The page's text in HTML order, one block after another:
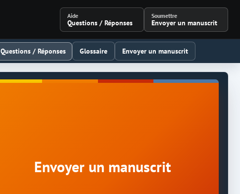
Aide
Questions / Réponses
Soumettre
Envoyer un manuscrit
Questions / Réponses Glossaire Envoyer un manuscrit
Envoyer un manuscrit